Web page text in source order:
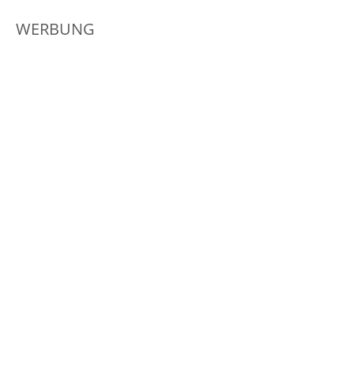
WERBUNG